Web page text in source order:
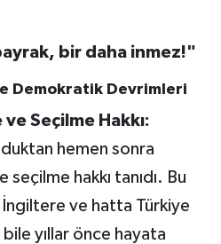
bir daha inmez!"
Demokratik Devrimleri
ve Seçilme Hakkı:
hemen sonra
seçilme hakkı tanıdı. Bu
İngiltere ve hatta Türkiye
yıllar önce hayata